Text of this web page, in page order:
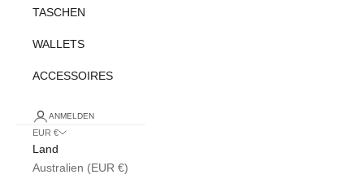
TASCHEN
WALLETS
ACCESSOIRES
ANMELDEN
EUR €
Land
Australien (EUR €)